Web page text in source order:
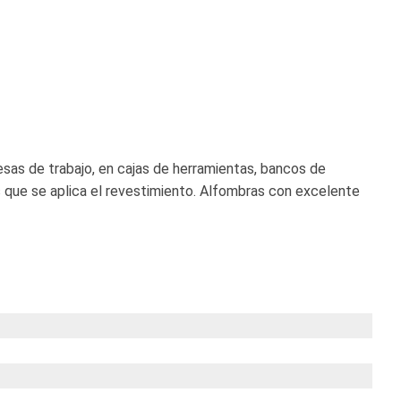
de trabajo, en cajas de herramientas, bancos de
se aplica el revestimiento. Alfombras con excelente